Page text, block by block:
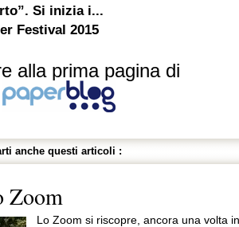
Si inizia i...
Festival 2015
alla prima pagina di
anche questi articoli :
Zoom
Lo Zoom si riscopre, ancora una volta in